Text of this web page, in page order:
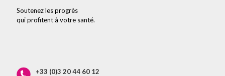
Soutenez les progrès
qui profitent à votre santé.
+33 (0)3 20 44 60 12